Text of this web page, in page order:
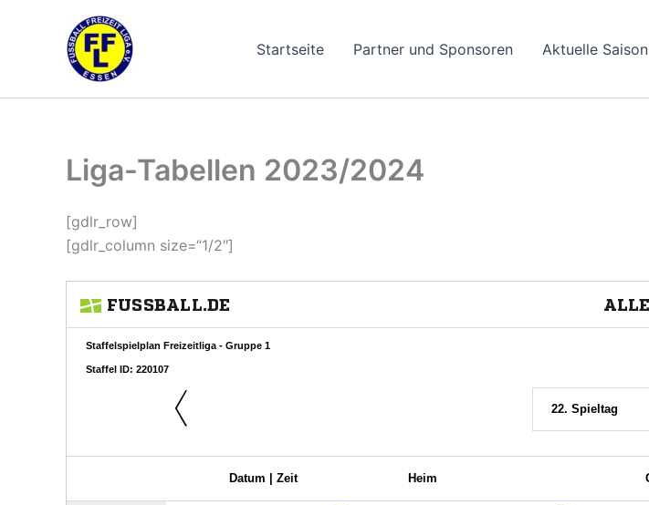
Startseite Partner und Sponsoren Aktuelle Saison
Liga-Tabellen 2023/2024
[gdlr_row]
[gdlr_column size=“1/2″]